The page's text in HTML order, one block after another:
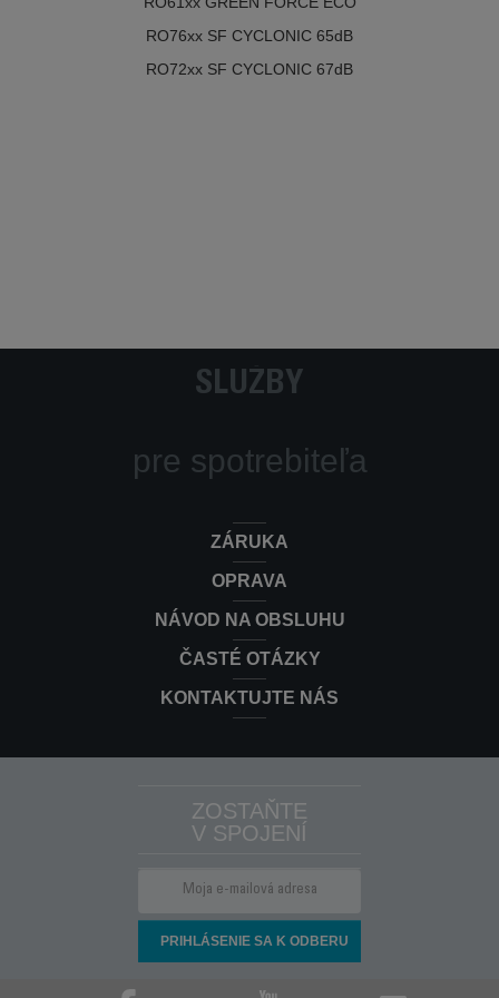
RO76xx SF CYCLONIC 65dB
RO72xx SF CYCLONIC 67dB
SLUŽBY
pre spotrebiteľa
ZÁRUKA
OPRAVA
NÁVOD NA OBSLUHU
ČASTÉ OTÁZKY
KONTAKTUJTE NÁS
ZOSTAŇTE
V SPOJENÍ